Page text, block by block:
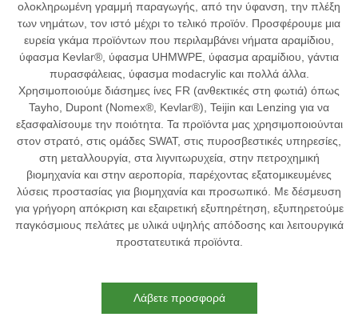
ολοκληρωμένη γραμμή παραγωγής, από την ύφανση, την πλέξη
των νημάτων, τον ιστό μέχρι το τελικό προϊόν. Προσφέρουμε μια
ευρεία γκάμα προϊόντων που περιλαμβάνει νήματα αραμίδιου,
ύφασμα Kevlar®, ύφασμα UHMWPE, ύφασμα αραμίδιου, γάντια
πυρασφάλειας, ύφασμα modacrylic και πολλά άλλα.
Χρησιμοποιούμε διάσημες ίνες FR (ανθεκτικές στη φωτιά) όπως
Tayho, Dupont (Nomex®, Kevlar®), Teijin και Lenzing για να
εξασφαλίσουμε την ποιότητα. Τα προϊόντα μας χρησιμοποιούνται
στον στρατό, στις ομάδες SWAT, στις πυροσβεστικές υπηρεσίες,
στη μεταλλουργία, στα λιγνιτωρυχεία, στην πετροχημική
βιομηχανία και στην αεροπορία, παρέχοντας εξατομικευμένες
λύσεις προστασίας για βιομηχανία και προσωπικό. Με δέσμευση
για γρήγορη απόκριση και εξαιρετική εξυπηρέτηση, εξυπηρετούμε
παγκόσμιους πελάτες με υλικά υψηλής απόδοσης και λειτουργικά
προστατευτικά προϊόντα.
Λάβετε προσφορά